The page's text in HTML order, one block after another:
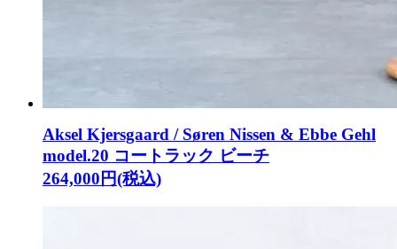
Aksel Kjersgaard / Søren Nissen & Ebbe Gehl
model.20 コートラック ビーチ
264,000円(税込)